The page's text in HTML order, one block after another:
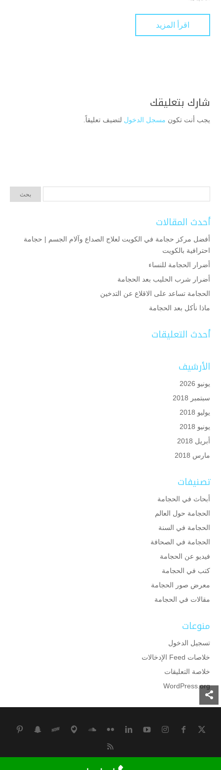
اقرأ المزيد
شارك بتعليقك
يجب أنت تكون مسجل الدخول لتضيف تعليقاً.
أحدث المقالات
أفضل مركز حجامة في الكويت لعلاج الصداع وآلام الجسم | حجامة
احترافية بالكويت
أضرار الحجامة للنساء
أضرار شرب الحليب بعد الحجامة
الحجامة تساعد على الاقلاع عن التدخين
ماذا نأكل بعد الحجامة
أحدث التعليقات
الأرشيف
يونيو 2026
سبتمبر 2018
يوليو 2018
يونيو 2018
أبريل 2018
مارس 2018
تصنيفات
أبحاث في الحجامة
الحجامة حول العالم
الحجامة في السنة
الحجامة في الصحافة
فيديو عن الحجامة
كتب في الحجامة
معرض صور الحجامة
مقالات في الحجامة
منوعات
تسجيل الدخول
خلاصات Feed الإدخالات
خلاصة التعليقات
WordPress.org